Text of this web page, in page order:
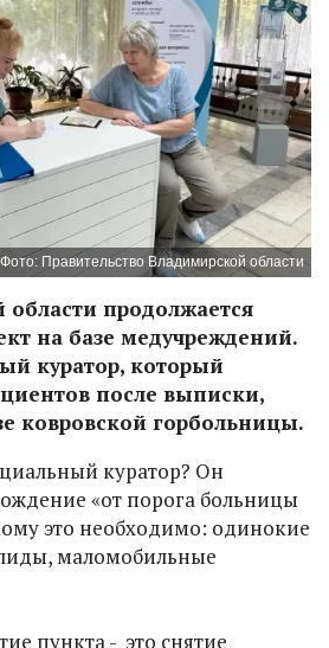
Фото: Правительство Владимирской области
продолжается
на базе медучреждений.
куратор, который
после выписки,
ковровской горбольницы.
куратор? Он
«от порога больницы
это необходимо: одинокие
маломобильные
пункта - это снятие